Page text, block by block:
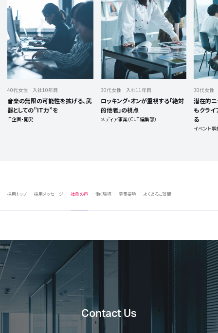
40代女性 入社10年目
音楽の無限の可能性を拡げる、武
器としての”IT力”を
IT企画・開発
30代女性 入社11年目
ロッキング・オンが重視する「絶対
的他者」の視点
メディア事業（CUT編集部）
30代女性
潜在的ニ
もクラ
る
イベント事
採用トップ 採用メッセージ 社員の声 働く環境 募集要項 よくあるご質問
Contact Us